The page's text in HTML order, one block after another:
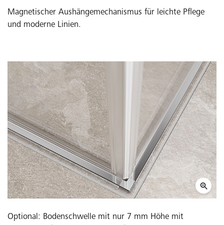
Magnetischer Aushängemechanismus für leichte Pflege
und moderne Linien.
Optional: Bodenschwelle mit nur 7 mm Höhe mit